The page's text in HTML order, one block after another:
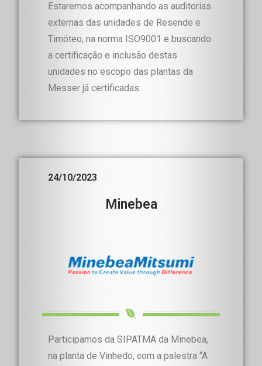
Estaremos acompanhando as auditorias
externas das unidades de Resende e
Timóteo, na norma ISO9001 e buscando
a certificação e inclusão destas
unidades no escopo das plantas da
Messer já certificadas.
24/10/2023
Minebea
Participamos da SIPATMA da Minebea,
na planta de Vinhedo, com a palestra “A